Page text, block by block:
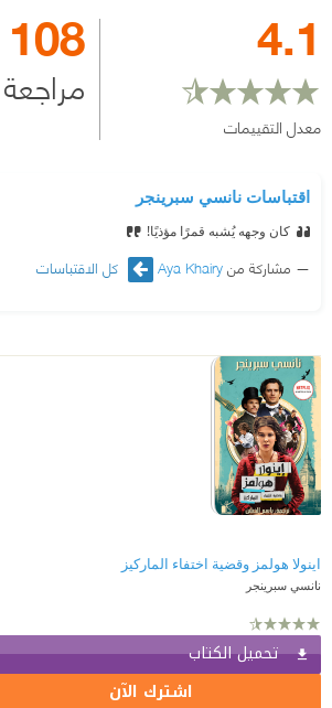
4.1
معدل التقييمات
108
مراجعة
اقتباسات نانسي سبرينجر
كان وجهه يُشبه قمرًا مؤذيًا!
مشاركة منAya Khairy كل الاقتباسات
نانسي سبرينجر
تحميل الكتاب
اشترك الآن